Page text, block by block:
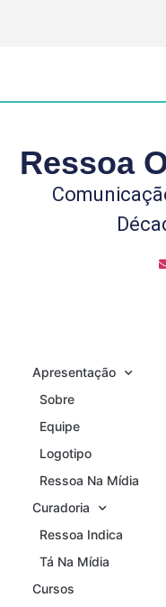
Ressoa
Apresentação
Sobre
Equipe
Logotipo
Ressoa Na Mídia
Curadoria
Ressoa Indica
Tá Na Mídia
Cursos